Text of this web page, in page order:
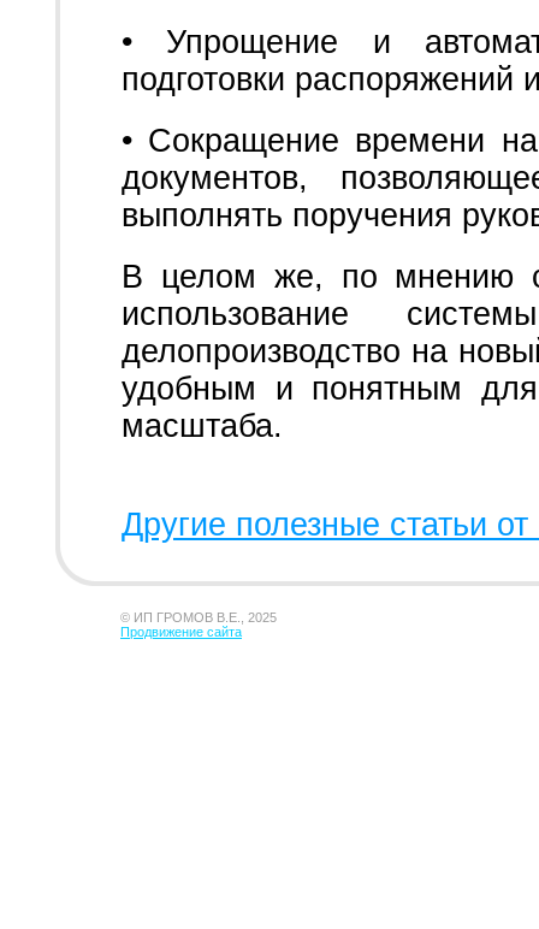
• Упрощение и
подготовки распоряжений
• Сокращение времени
документов,
выполнять поручения
В целом же, по мнению
использование
делопроизводство на
удобным и понятным для
масштаба.
Другие полезные статьи
© ИП ГРОМОВ В.Е., 2025
Продвижение сайта